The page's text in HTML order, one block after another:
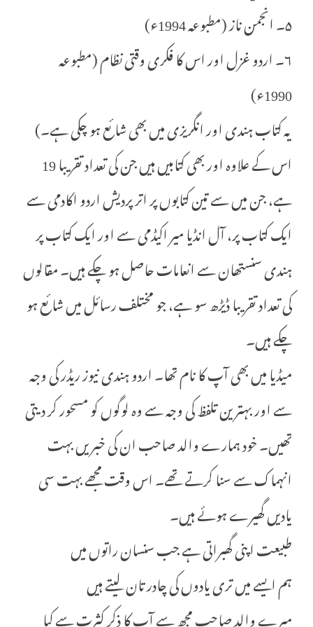
۵۔ انجمن ناز (مطبوعہ 1994ء)
۶۔ اردو غزل اور اس کا فکری وقتی نظام (مطبوعہ
1990ء)
یہ کتاب ہندی اور انگریزی میں بھی شائع ہو چکی ہے۔)
اس کے علاوہ اور بھی کتابیں ہیں جن کی تعداد تقریبا 19
ہے، جن میں سے تین کتابوں پر اتر پردیش اردو اکادمی سے
ایک کتاب پر، آل انڈیا میر اکیڈمی سے اور ایک کتاب پر
ہندی سنستھان سے انعامات حاصل ہو چکے ہیں۔ مقالوں
کی تعداد تقریبا ڈیڑھ سو ہے، جو مختلف رسائل میں شائع ہو
چکے ہیں۔
میڈیا میں بھی آپ کا نام تھا۔ اردو ہندی نیوز ریڈر کی وجہ
سے اور بہترین تلفظ کی وجہ سے وہ لوگوں کو مسحور کر دیتی
تھیں۔ خود ہمارے والد صاحب ان کی خبریں بہت
انہماک سے سنا کرتے تھے۔ اس وقت مجھے بہت سی
یادیں گھیرے ہوئے ہیں۔
طبیعت اپنی گھبراتی ہے جب سنسان راتوں میں
ہم ایسے میں تری یادوں کی چادر تان لیتے ہیں
میرے والد صاحب مجھ سے آپ کا ذکر کثرت سے کیا